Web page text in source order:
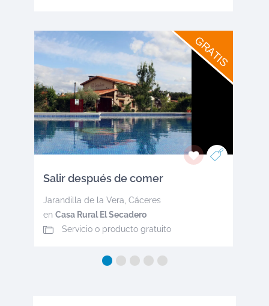
GRATIS
Salir después de comer
Jarandilla de la Vera, Cáceres
en Casa Rural El Secadero
Servicio o producto gratuito